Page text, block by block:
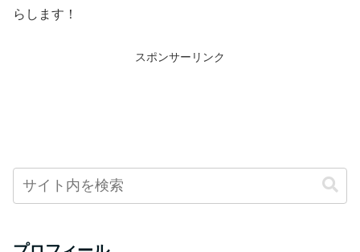
らします！
スポンサーリンク